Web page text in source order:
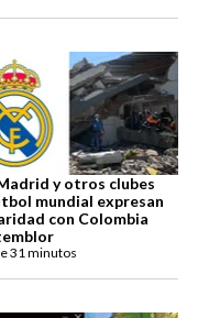
y otros clubes
mundial expresan
con Colombia
31 minutos